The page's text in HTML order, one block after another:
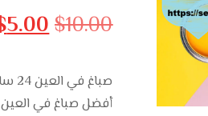
$10.00
5.00
أفضل صباغ في